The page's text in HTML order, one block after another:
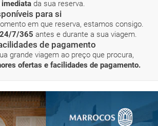
da sua reserva.
para si
em que reserva, estamos consigo.
7/365 antes e durante a sua viagem.
de pagamento
grande viagem ao preço que procura,
ofertas e facilidades de pagamento.